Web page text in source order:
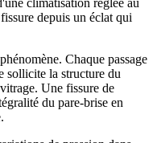
climatisation réglée au
depuis un éclat qui
Chaque passage
sollicite la structure du
Une fissure de
du pare-brise en